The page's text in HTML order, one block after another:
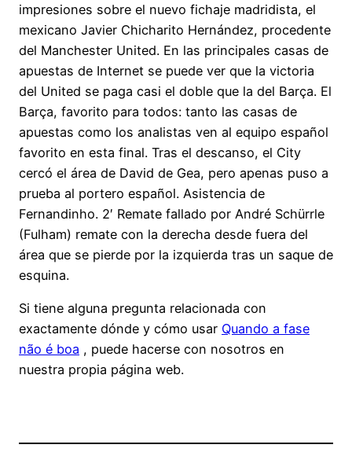
impresiones sobre el nuevo fichaje madridista, el
mexicano Javier Chicharito Hernández, procedente
del Manchester United. En las principales casas de
apuestas de Internet se puede ver que la victoria
del United se paga casi el doble que la del Barça. El
Barça, favorito para todos: tanto las casas de
apuestas como los analistas ven al equipo español
favorito en esta final. Tras el descanso, el City
cercó el área de David de Gea, pero apenas puso a
prueba al portero español. Asistencia de
Fernandinho. 2′ Remate fallado por André Schürrle
(Fulham) remate con la derecha desde fuera del
área que se pierde por la izquierda tras un saque de
esquina.
Si tiene alguna pregunta relacionada con
exactamente dónde y cómo usar Quando a fase
não é boa , puede hacerse con nosotros en
nuestra propia página web.